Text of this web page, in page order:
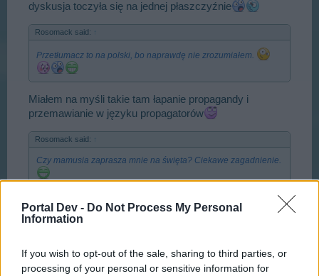
Portal Dev - Do Not Process My Personal
Information
If you wish to opt-out of the sale, sharing to third parties, or
processing of your personal or sensitive information for
dyskusja toczyła się na jednej płaszczyźnie
Rosomack said:
Przetłumacz to na polski, bo naprawdę nie zrozumiałem.
Miałem na myśli takie tam łapanie propagandy i
przemawianie w języku propagatorów
Rosomack said:
Czy mamusia zaprasza mnie na święta? Ciekawe zagadnienie.
Rosomack said:↑